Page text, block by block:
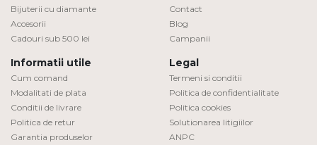
Bijuterii cu diamante
Accesorii
Cadouri sub 500 lei
Contact
Blog
Campanii
Informatii utile
Cum comand
Modalitati de plata
Conditii de livrare
Politica de retur
Garantia produselor
Legal
Termeni si conditii
Politica de confidentialitate
Politica cookies
Solutionarea litigiilor
ANPC